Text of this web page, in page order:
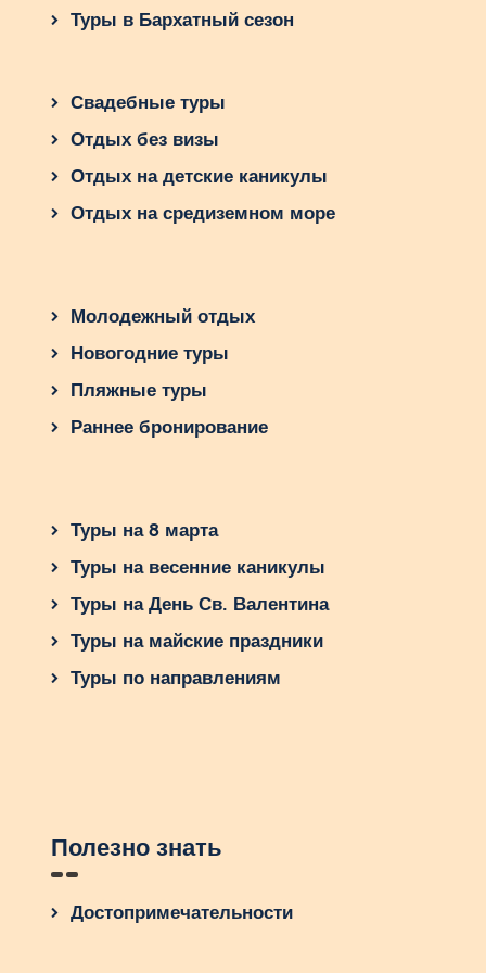
Туры в Бархатный сезон
Свадебные туры
Отдых без визы
Отдых на детские каникулы
Отдых на средиземном море
Молодежный отдых
Новогодние туры
Пляжные туры
Раннее бронирование
Туры на 8 марта
Туры на весенние каникулы
Туры на День Св. Валентина
Туры на майские праздники
Туры по направлениям
Полезно знать
Достопримечательности